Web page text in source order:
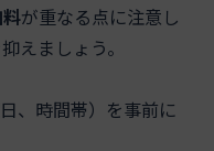
が重なる点に注意し
えましょう。
日、時間帯）を事前に